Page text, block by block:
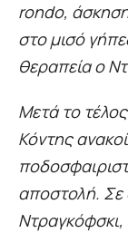
rondo, άσκηση
στο μισό
θεραπεία ο
Μετά το
Κόντης
αποστολή. Σε
Ντραγκόφσκι,